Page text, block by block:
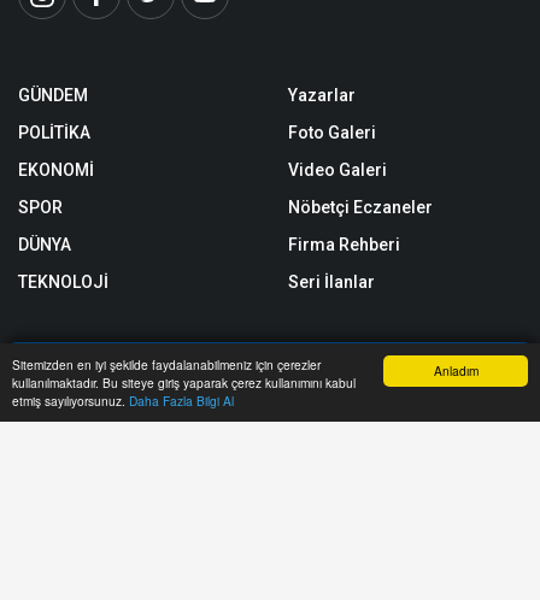
Anladım
Sitemizden en iyi şekilde faydalanabilmeniz için çerezler
kullanılmaktadır. Bu siteye giriş yaparak çerez kullanımını kabul
etmiş sayılıyorsunuz. Daha Fazla Bilgi Al
GÜNDEM
POLİTİKA
EKONOMİ
SPOR
DÜNYA
TEKNOLOJİ
Yazarlar
Foto Galeri
Video Galeri
Nöbetçi Eczaneler
Firma Rehberi
Seri İlanlar
Astroloji
Rüya Tabirleri
Künye
Anasayfa Yazarlar Haber Ara İhbar Hattı Menu